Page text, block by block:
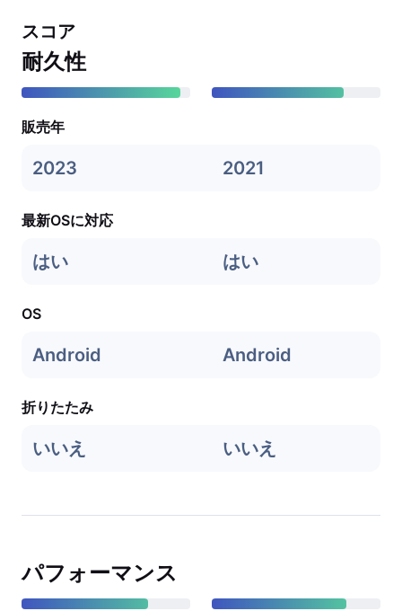
スコア
耐久性
販売年
2023 2021
最新OSに対応
はい はい
OS
Android Android
折りたたみ
いいえ いいえ
パフォーマンス